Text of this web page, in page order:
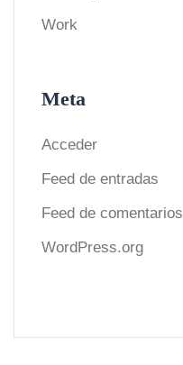
Work
Meta
Acceder
Feed de entradas
Feed de comentarios
WordPress.org